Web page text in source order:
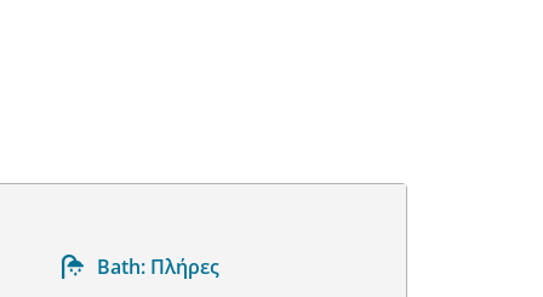
Bath: Πλήρες